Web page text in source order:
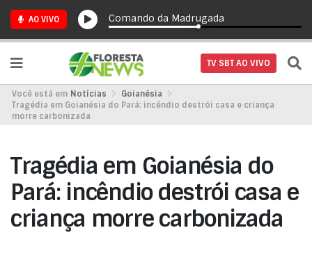
AO VIVO Comando da Madrugada
TV SBT AO VIVO
Você está em Notícias
Goianésia
Tragédia em Goianésia do Pará: incêndio destrói casa e criança
morre carbonizada
Tragédia em Goianésia do
Pará: incêndio destrói casa e
criança morre carbonizada